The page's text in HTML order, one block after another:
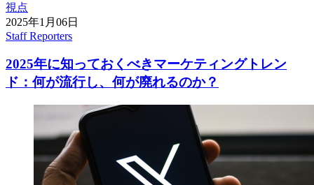
視点
2025年1月06日
Staff Reporters
2025年に知っておくべきマーケティングトレン
ド：何が流行し、何が廃れるのか？